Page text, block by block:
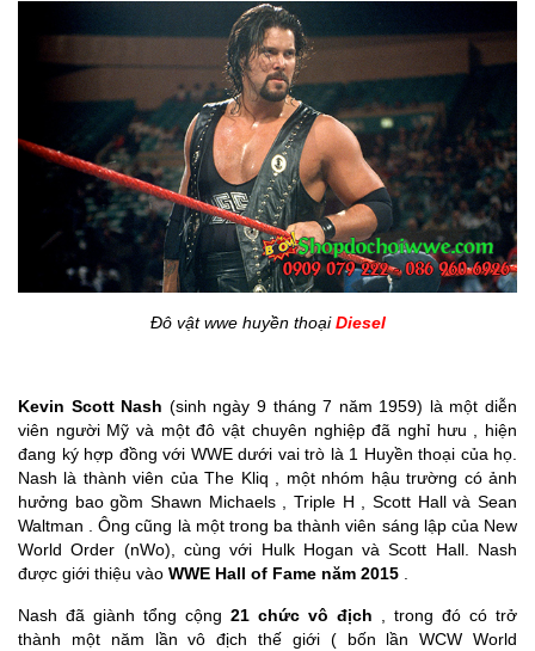
Đô vật wwe huyền thoạiDiesel
Kevin Scott Nash (sinh ngày 9 tháng 7 năm 1959) là một diễn
viên người Mỹ và một đô vật chuyên nghiệp đã nghỉ hưu , hiện
đang ký hợp đồng với WWE dưới vai trò là 1 Huyền thoại của họ.
Nash là thành viên của The Kliq , một nhóm hậu trường có ảnh
hưởng bao gồm Shawn Michaels , Triple H , Scott Hall và Sean
Waltman . Ông cũng là một trong ba thành viên sáng lập của New
World Order (nWo), cùng với Hulk Hogan và Scott Hall. Nash
được giới thiệu vào WWE Hall of Fame năm 2015
Nash đã giành tổng cộng 21 chức vô địch , trong đó có trở
thành một năm lần vô địch thế giới ( bốn lần WCW World